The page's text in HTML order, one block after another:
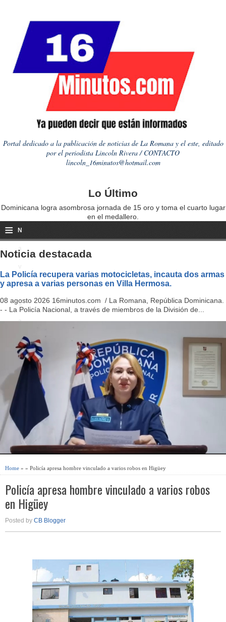
Portal dedicado a la publicación de noticias de La Romana y el este, editado
por el periodista Lincoln Rivera / CONTACTO
lincoln_16minutos@hotmail.com
Lo Último
Dominicana logra asombrosa jornada de 15 oro y toma el cuarto lugar
en el medallero.
≡ N
a
i
g
a
o
n
Noticia destacada
La Policía recupera varias motocicletas, incauta dos armas
y apresa a varias personas en Villa Hermosa.
08 agosto 2026 16minutos.com / La Romana, República Dominicana.
- - La Policía Nacional, a través de miembros de la División de...
Home » » Policía apresa hombre vinculado a varios robos en Higüey
Policía apresa hombre vinculado a varios robos
en Higüey
Posted by CB Blogger